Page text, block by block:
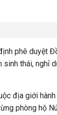
phê duyệt
thái, nghỉ
địa giới hành
phòng hộ